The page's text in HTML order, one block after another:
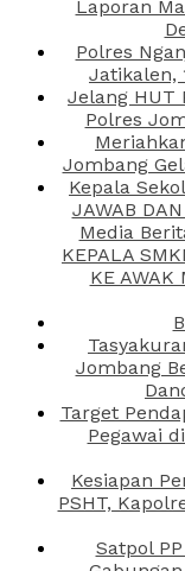
Laporan
Polres
Jatikalen,
Jelang HUT
Polres
Jombang
Kepala
JAWAB
Media
KEPALA
KE AWAK
Jombang
Target
Pegawai
Kesiapan
PSHT,
Satpol